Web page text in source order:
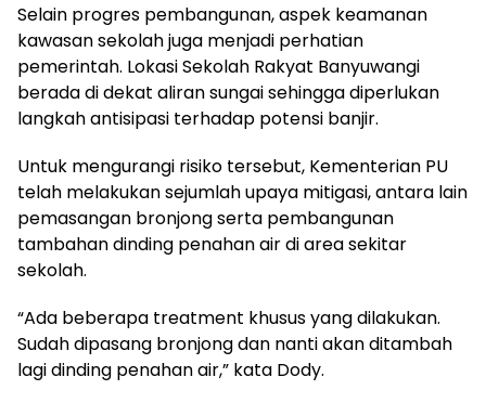
Selain progres pembangunan, aspek keamanan
kawasan sekolah juga menjadi perhatian
pemerintah. Lokasi Sekolah Rakyat Banyuwangi
berada di dekat aliran sungai sehingga diperlukan
langkah antisipasi terhadap potensi banjir.
Untuk mengurangi risiko tersebut, Kementerian PU
telah melakukan sejumlah upaya mitigasi, antara lain
pemasangan bronjong serta pembangunan
tambahan dinding penahan air di area sekitar
sekolah.
“Ada beberapa treatment khusus yang dilakukan.
Sudah dipasang bronjong dan nanti akan ditambah
lagi dinding penahan air,” kata Dody.